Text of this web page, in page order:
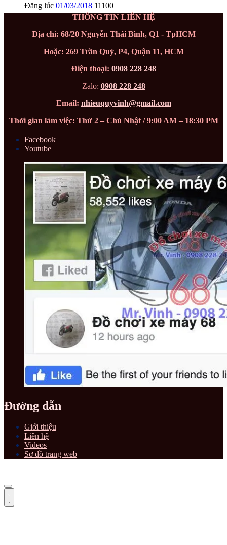
Đăng lúc 01/03/2018 11100
THÔNG TIN LIÊN HỆ
Địa chỉ: 68/20 Nguyễn Thái Bình, Q1 - TpHCM
Hoặc: 269 Trần Quý, P4, Quận 11, HCM
Điện thoại: 0908 228 248
Zalo: 0908 228 248
Email: nhieuquyvinh@gmail.com
Thời gian làm việc: Thứ 2 – Chủ Nhật / 9:00 AM – 18:30 PM
Facebook
Youtube
Đường dẫn
Giới thiệu
Liên hệ
Videos
Sơ đồ trang web